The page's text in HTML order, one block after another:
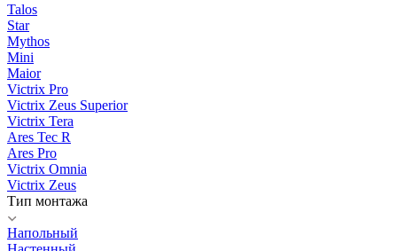
Talos
Star
Mythos
Mini
Maior
Victrix Pro
Victrix Zeus Superior
Victrix Tera
Ares Tec R
Ares Pro
Victrix Omnia
Victrix Zeus
Тип монтажа
Напольный